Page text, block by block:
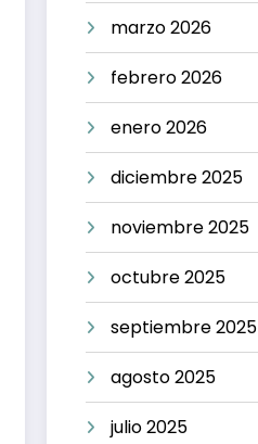
marzo 2026
febrero 2026
enero 2026
diciembre 2025
noviembre 2025
octubre 2025
septiembre 2025
agosto 2025
julio 2025